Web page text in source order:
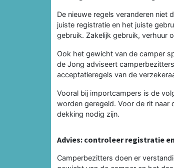
De nieuwe regels veranderen niet
juiste registratie en het juiste
gebruik. Zakelijk gebruik, verhuur
Ook het gewicht van de camper
de Jong adviseert
acceptatieregels van de
Vooral bij importcampers is de
worden geregeld. Voor de rit naar
dekking nodig zijn.
Advies: controleer registratie
Camperbezitters doen er